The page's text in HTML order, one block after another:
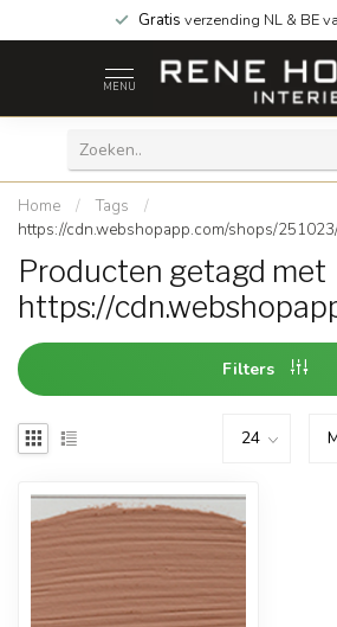
Gratis verzending NL & BE
MENU
Home / Tags
/
https://cdn.webshopapp.com/shops/
Producten getagd met
https://
Filters